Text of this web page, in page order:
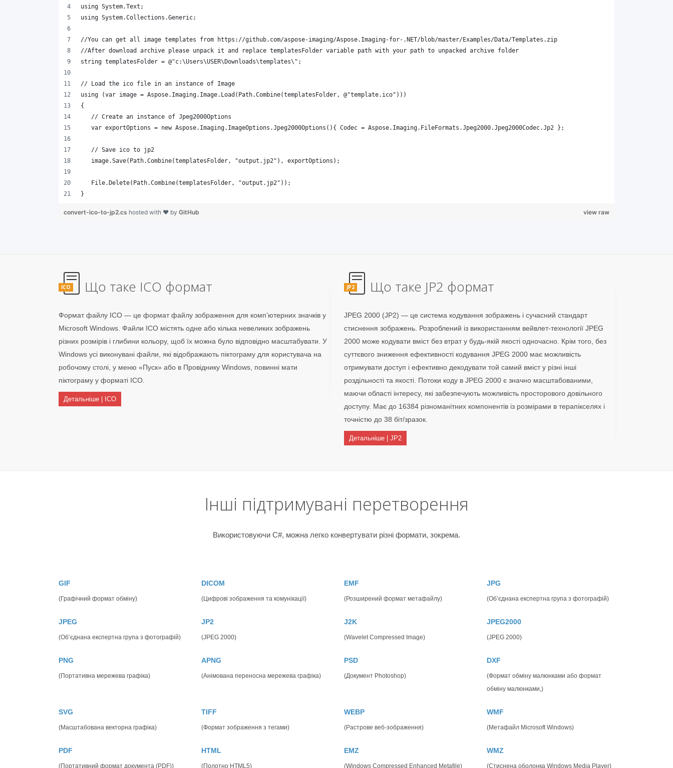
}
view raw
convert-ico-to-jp2.cs hosted with ❤ by GitHub
ICO Що таке ICO формат
Формат файлу ICO — це формат файлу зображення для комп’ютерних значків у
Microsoft Windows. Файли ICO містять одне або кілька невеликих зображень
різних розмірів і глибини кольору, щоб їх можна було відповідно масштабувати. У
Windows усі виконувані файли, які відображають піктограму для користувача на
робочому столі, у меню «Пуск» або в Провіднику Windows, повинні мати
піктограму у форматі ICO.
Детальніше | ICO
JP2 Що таке JP2 формат
JPEG 2000 (JP2) — це система кодування зображень і сучасний стандарт
стиснення зображень. Розроблений із використанням вейвлет-технології JPEG
2000 може кодувати вміст без втрат у будь-якій якості одночасно. Крім того, без
суттєвого зниження ефективності кодування JPEG 2000 має можливість
отримувати доступ і ефективно декодувати той самий вміст у різні інші
роздільності та якості. Потоки коду в JPEG 2000 є значно масштабованими,
маючи області інтересу, які забезпечують можливість просторового довільного
доступу. Має до 16384 різноманітних компонентів із розмірами в терапікселях і
точністю до 38 біт/зразок.
Детальніше | JP2
Інші підтримувані перетворення
Використовуючи C#, можна легко конвертувати різні формати, зокрема.
GIF
(Графічний формат обміну)
DICOM
(Цифрові зображення та комунікації)
EMF
(Розширений формат метафайлу)
JPG
(Об’єднана експертна група з фотографій)
JPEG
(Об’єднана експертна група з фотографій)
JP2
(JPEG 2000)
J2K
(Wavelet Compressed Image)
JPEG2000
(JPEG 2000)
PNG
(Портативна мережева графіка)
APNG
(Анімована переносна мережева графіка)
PSD
(Документ Photoshop)
DXF
(Формат обміну малюнками або формат
обміну малюнками,)
SVG
(Масштабована векторна графіка)
TIFF
(Формат зображення з тегами)
WEBP
(Растрове веб-зображення)
WMF
(Метафайл Microsoft Windows)
PDF
(Портативний формат документа (PDF))
HTML
(Полотно HTML5)
EMZ
(Windows Compressed Enhanced Metafile)
WMZ
(Стиснена оболонка Windows Media Player)